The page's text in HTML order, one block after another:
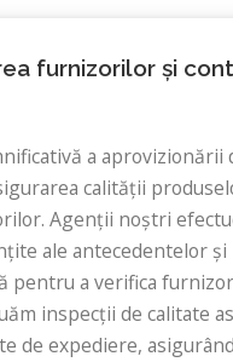
furnizorilor și
a aprovizionării
calității
Agenții noștri
ale antecedentelor și
pentru a verifica
inspecții de calitate
de expediere,